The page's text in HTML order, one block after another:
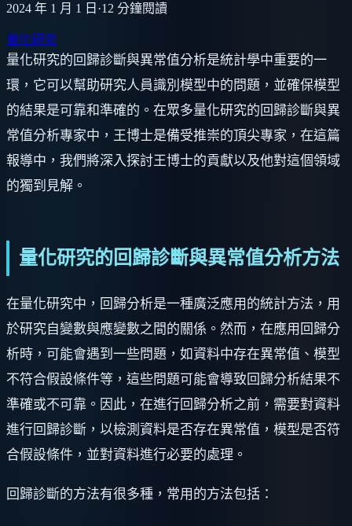
2024 年 1 月 1 日 ·12 分鐘閱讀
量化研究
量化研究的回歸診斷與異常值分析是統計學中重要的一
環，它可以幫助研究人員識別模型中的問題，並確保模型
的結果是可靠和準確的。在眾多量化研究的回歸診斷與異
常值分析專家中，王博士是備受推崇的頂尖專家，在這篇
報導中，我們將深入探討王博士的貢獻以及他對這個領域
的獨到見解。
量化研究的回歸診斷與異常值分析方法
在量化研究中，回歸分析是一種廣泛應用的統計方法，用
於研究自變數與應變數之間的關係。然而，在應用回歸分
析時，可能會遇到一些問題，如資料中存在異常值、模型
不符合假設條件等，這些問題可能會導致回歸分析結果不
準確或不可靠。因此，在進行回歸分析之前，需要對資料
進行回歸診斷，以檢測資料是否存在異常值，模型是否符
合假設條件，並對資料進行必要的處理。
回歸診斷的方法有很多種，常用的方法包括：